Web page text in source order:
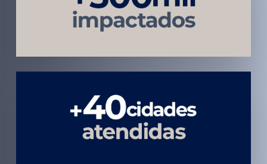
Pacientes
Impactados
Atendimento
em todo
Brasil